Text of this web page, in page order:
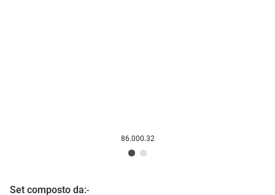
86.000.32
Set composto da:-